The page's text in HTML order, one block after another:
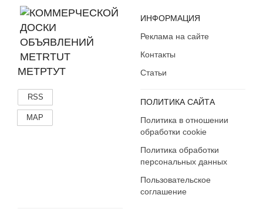
Спортивные карточки
Фотографии, письма
Этикетки, бутылки, пробки
Другое
МЕТРТУТ
RSS
MAP
ИНФОРМАЦИЯ
Реклама на сайте
Контакты
Статьи
ПОЛИТИКА САЙТА
Политика в отношении
обработки cookie
Политика обработки
персональных данных
Пользовательское
соглашение